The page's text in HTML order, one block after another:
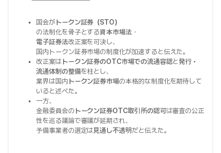
国会がトークン証券（STO）
の法制化を骨子とする資本市場法・
電子証券法改正案を可決し、
国内トークン証券市場の制度化が加速すると伝えた。
改正案はトークン証券のOTC市場での流通容認と発行・
流通体制の整備を柱とし、
業界は国内 トークン証券市場の本格的な制度化を期待して
いると述べた。
一方、
金融委員会の トークン証券OTC取引所の認可は審査の公正
性を巡る議論で審議が延期され、
予備事業者の選定は見通し不透明だと伝えた。